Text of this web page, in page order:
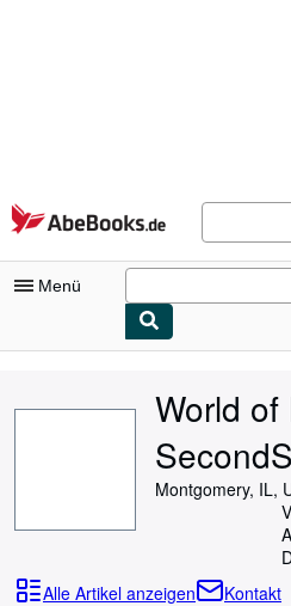
Zum Hauptinhalt
AbeBooks.de
Menü
Meine Bestellungen
Sammlungen
Antiquarische Bücher
World of
Montgomery, IL,
Alle Artikel anzeigen
Kontakt